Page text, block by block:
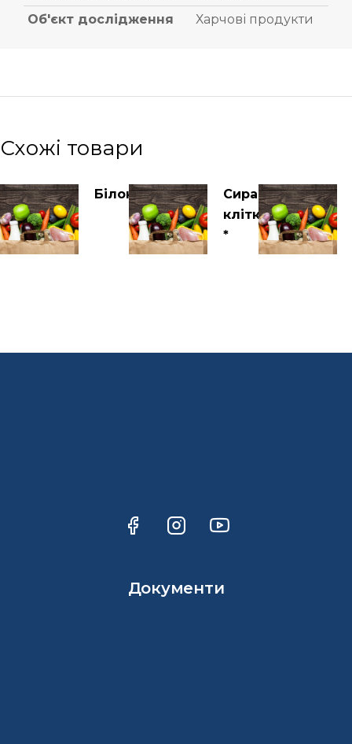
Об'єкт дослідження
Харчові продукти
Схожі товари
Білок
Сира
клітковина
*
Документи